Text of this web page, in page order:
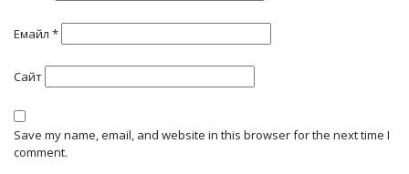
Емайл *
Сайт
Save my name, email, and website in this browser for the next time I
comment.